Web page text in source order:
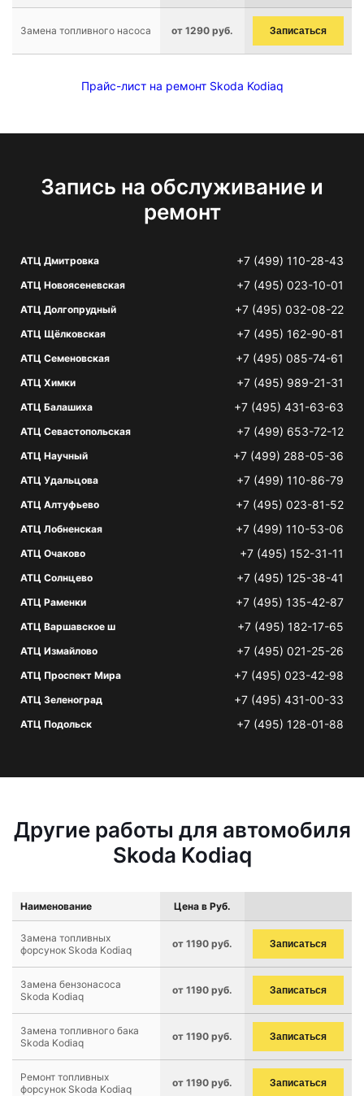
Замена топливного насоса от 1290 руб. Записаться
Прайс-лист на ремонт Skoda Kodiaq
Запись на обслуживание и
ремонт
АТЦ Дмитровка +7 (499) 110-28-43
АТЦ Новоясеневская +7 (495) 023-10-01
АТЦ Долгопрудный +7 (495) 032-08-22
АТЦ Щёлковская +7 (495) 162-90-81
АТЦ Семеновская +7 (495) 085-74-61
АТЦ Химки +7 (495) 989-21-31
АТЦ Балашиха +7 (495) 431-63-63
АТЦ Севастопольская +7 (499) 653-72-12
АТЦ Научный +7 (499) 288-05-36
АТЦ Удальцова +7 (499) 110-86-79
АТЦ Алтуфьево +7 (495) 023-81-52
АТЦ Лобненская +7 (499) 110-53-06
АТЦ Очаково +7 (495) 152-31-11
АТЦ Солнцево +7 (495) 125-38-41
АТЦ Раменки +7 (495) 135-42-87
АТЦ Варшавское ш +7 (495) 182-17-65
АТЦ Измайлово +7 (495) 021-25-26
АТЦ Проспект Мира +7 (495) 023-42-98
АТЦ Зеленоград +7 (495) 431-00-33
АТЦ Подольск +7 (495) 128-01-88
Другие работы для автомобиля
Skoda Kodiaq
Наименование Цена в Руб.
Замена топливных
форсунок Skoda Kodiaq
от 1190 руб. Записаться
Замена бензонасоса
Skoda Kodiaq
от 1190 руб. Записаться
Замена топливного бака
Skoda Kodiaq
от 1190 руб. Записаться
Ремонт топливных
форсунок Skoda Kodiaq
от 1190 руб. Записаться